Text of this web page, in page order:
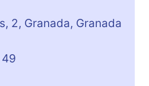
2, Granada, Granada